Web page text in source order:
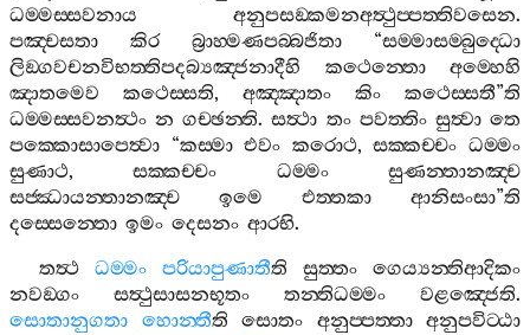
ධම‍්මස‍්සවනාය
අනුපසඞ‍්කමනඅත්‍ථුප‍්පත‍්තිවසෙන.
පඤ‍්චසතා
කිර බ්‍රාහ‍්මණපබ‍්බජිතා “සම‍්මාසම‍්බුද‍්ධො
ලිඞ‍්ගවචනවිභත‍්තිපදබ්‍යඤ‍්ජනාදීහි
කථෙන‍්තො
අම‍්හෙහි
ඤාතමෙව
කථෙස‍්සති, අඤ‍්ඤාතං කිං කථෙස‍්සතී”ති
ධම‍්මස‍්සවනත්‍ථං න ගච‍්ඡන‍්ති.සත්‍ථා තං පවත‍්තිං සුත්‍වා තෙ
පක‍්කොසාපෙත්‍වා “කස‍්මා එවං කරොථ,සක‍්කච‍්චං ධම‍්මං
සුණාථ,සක‍්කච‍්චං ධම‍්මං
සුණන‍්තානඤ‍්ච
සජ‍්ඣායන‍්තානඤ‍්ච
ඉමෙ එත‍්තකා ආනිසංසා”ති
දස‍්සෙන‍්තො ඉමං දෙසනං ආරභි.
තත්‍ථ
ධම‍්මං පරියාපුණාතීති සුත‍්තං
ගෙය්‍යන‍්තිආදිකං
නවඞ‍්ගං
සත්‍ථුසාසනභූතං තන‍්තිධම‍්මං වළඤ‍්ජෙති.
සොතානුගතා
හොන‍්තීති සොතං අනුප‍්පත‍්තා
අනුපවිට‍්ඨා